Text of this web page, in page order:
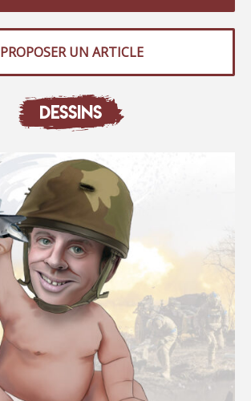
PROPOSER UN ARTICLE
DESSINS